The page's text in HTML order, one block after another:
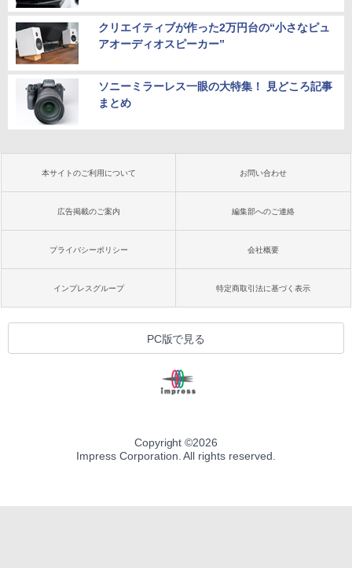
クリエイティブが作った2万円台の“小さなピュ
アオーディオスピーカー”
ソニーミラーレス一眼の大特集！ 見どころ記事
まとめ
本サイトのご利用について お問い合わせ
広告掲載のご案内 編集部へのご連絡
プライバシーポリシー 会社概要
インプレスグループ 特定商取引法に基づく表示
PC版で見る
Copyright ©2026
Impress Corporation. All rights reserved.